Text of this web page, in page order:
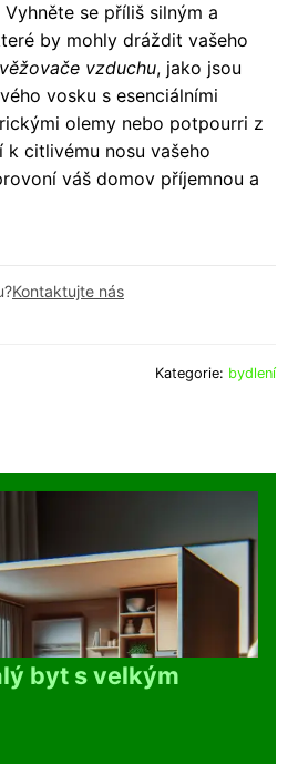
se příliš silným a
by mohly dráždit vašeho
vzduchu, jako jsou
vosku s esenciálními
olemy nebo potpourri z
k citlivému nosu vašeho
váš domov příjemnou a
Kontaktujte nás
Kategorie: bydlení
byt s velkým